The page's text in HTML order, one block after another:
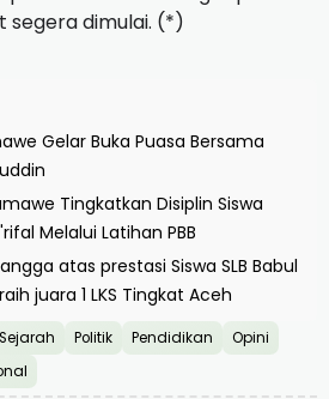
segera dimulai. (*)
Gelar Buka Puasa Bersama
Tingkatkan Disiplin Siswa
Melalui Latihan PBB
atas prestasi Siswa SLB Babul
juara 1 LKS Tingkat Aceh
Sejarah Politik Pendidikan
Opini